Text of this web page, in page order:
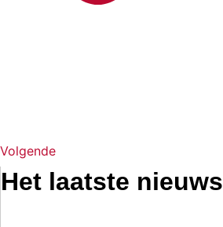
Volgende
Het laatste nieuws